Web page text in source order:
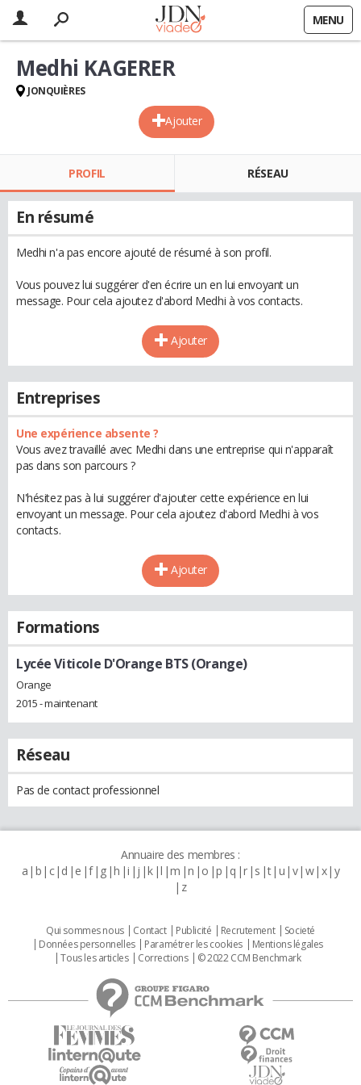
MENU
Ajouter
Medhi KAGERER
JONQUIÈRES
PROFIL RÉSEAU
En résumé
Medhi n'a pas encore ajouté de résumé à son profil.
Vous pouvez lui suggérer d'en écrire un en lui envoyant un
message. Pour cela ajoutez d'abord Medhi à vos contacts.
Ajouter
Entreprises
Une expérience absente ?
Vous avez travaillé avec Medhi dans une entreprise qui n'apparaît
pas dans son parcours ?
N'hésitez pas à lui suggérer d'ajouter cette expérience en lui
envoyant un message. Pour cela ajoutez d'abord Medhi à vos
contacts.
Ajouter
Formations
Lycée Viticole D'Orange BTS (Orange)
Orange
2015 - maintenant
Réseau
Pas de contact professionnel
Annuaire des membres :
a b c d e f g h i j k l m n o p q r s t u v w x y
z
Qui sommes nous Contact Publicité Recrutement
Societé
Données personnelles
Paramétrer les cookies
Mentions légales
Tous les articles
Corrections © 2022 CCM Benchmark